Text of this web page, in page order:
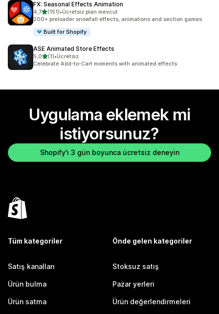
FX: Seasonal Effects Animation
4,75 yıldız üzerinden
(151)
toplam 151 değerlendirme
•Ücretsiz plan mevcut
200+ preloader snowfall effects, animations and section games
Built for Shopify
ASE Animated Store Effects
5,05 yıldız üzerinden
(1)
toplam 1 değerlendirme
•Ücretsiz
Celebrate Add-to-Cart moments with animated effects
Uygulama eklemek mi
istiyorsunuz?
Shopify'ı 3 gün boyunca ücretsiz deneyin
Tüm kategoriler
Satış kanalları
Ürün bulma
Ürün satma
Önde gelen kategoriler
Stoksuz satış
Pazar yerleri
Ürün değerlendirmeleri